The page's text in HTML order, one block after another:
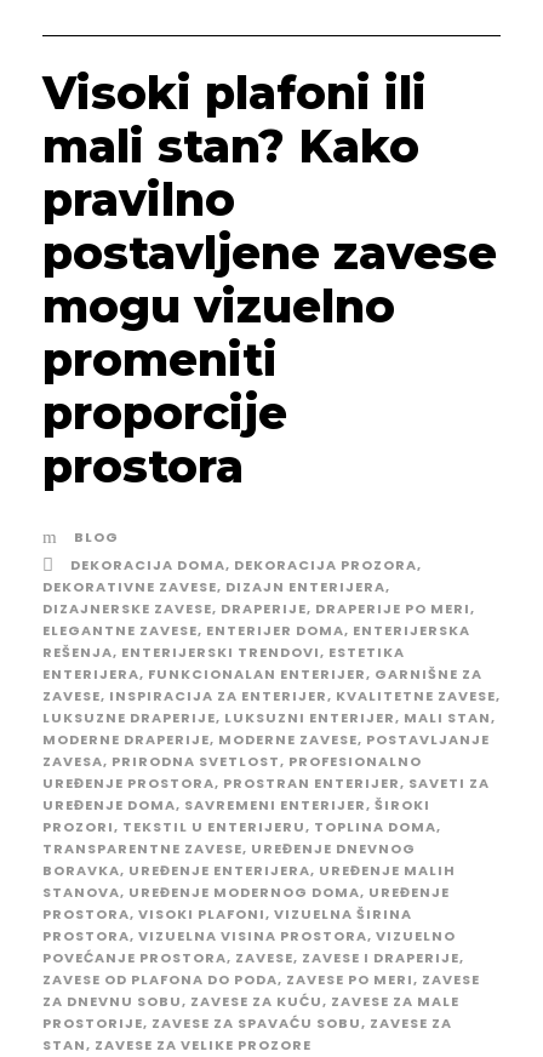
Visoki plafoni ili
mali stan? Kako
pravilno
postavljene zavese
mogu vizuelno
promeniti
proporcije
prostora
BLOG
DEKORACIJA DOMA, DEKORACIJA PROZORA,
DEKORATIVNE ZAVESE, DIZAJN ENTERIJERA,
DIZAJNERSKE ZAVESE, DRAPERIJE, DRAPERIJE PO MERI,
ELEGANTNE ZAVESE, ENTERIJER DOMA, ENTERIJERSKA
REŠENJA, ENTERIJERSKI TRENDOVI, ESTETIKA
ENTERIJERA, FUNKCIONALAN ENTERIJER, GARNIŠNE ZA
ZAVESE, INSPIRACIJA ZA ENTERIJER, KVALITETNE ZAVESE,
LUKSUZNE DRAPERIJE, LUKSUZNI ENTERIJER, MALI STAN,
MODERNE DRAPERIJE, MODERNE ZAVESE, POSTAVLJANJE
ZAVESA, PRIRODNA SVETLOST, PROFESIONALNO
UREĐENJE PROSTORA, PROSTRAN ENTERIJER, SAVETI ZA
UREĐENJE DOMA, SAVREMENI ENTERIJER, ŠIROKI
PROZORI, TEKSTIL U ENTERIJERU, TOPLINA DOMA,
TRANSPARENTNE ZAVESE, UREĐENJE DNEVNOG
BORAVKA, UREĐENJE ENTERIJERA, UREĐENJE MALIH
STANOVA, UREĐENJE MODERNOG DOMA, UREĐENJE
PROSTORA, VISOKI PLAFONI, VIZUELNA ŠIRINA
PROSTORA, VIZUELNA VISINA PROSTORA, VIZUELNO
POVEĆANJE PROSTORA, ZAVESE, ZAVESE I DRAPERIJE,
ZAVESE OD PLAFONA DO PODA, ZAVESE PO MERI, ZAVESE
ZA DNEVNU SOBU, ZAVESE ZA KUĆU, ZAVESE ZA MALE
PROSTORIJE, ZAVESE ZA SPAVAĆU SOBU, ZAVESE ZA
STAN, ZAVESE ZA VELIKE PROZORE